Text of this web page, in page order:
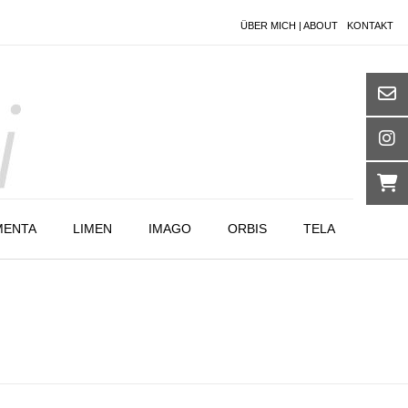
ÜBER MICH | ABOUT KONTAKT
LIMEN IMAGO ORBIS TELA